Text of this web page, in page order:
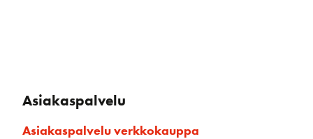
Asiakaspalvelu
Asiakaspalvelu verkkokauppa